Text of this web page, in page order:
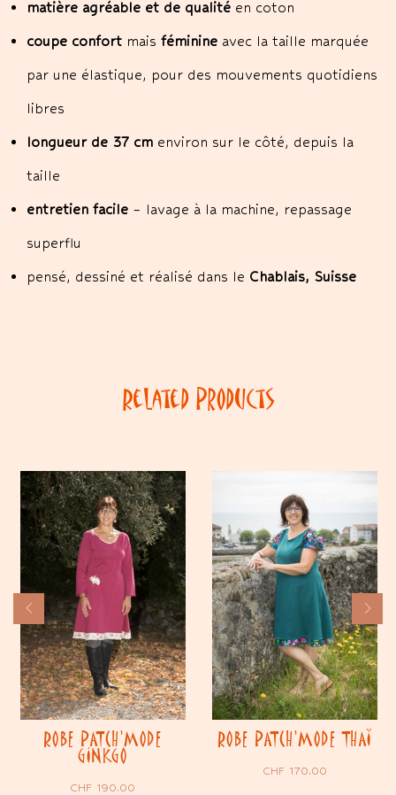
matière agréable et de qualité en coton
coupe confort mais féminine avec la taille marquée
par une élastique, pour des mouvements quotidiens
libres
longueur de 37 cm environ sur le côté, depuis la
taille
entretien facile – lavage à la machine, repassage
superflu
pensé, dessiné et réalisé dans le Chablais, Suisse
Related Products
ROBE PATCH’MODE
GINKGO
CHF 190.00
ROBE PATCH’MODE THAÏ
CHF170.00